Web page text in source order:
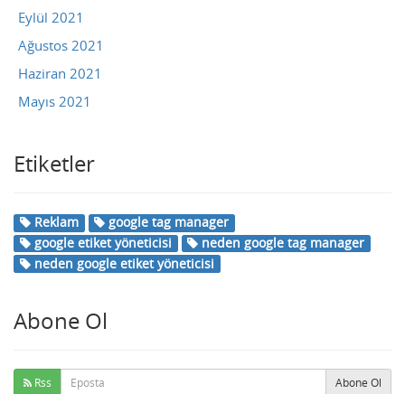
Eylül 2021
Ağustos 2021
Haziran 2021
Mayıs 2021
Etiketler
Reklam
google tag manager
google etiket yöneticisi
neden google tag manager
neden google etiket yöneticisi
Abone Ol
Rss Abone Ol